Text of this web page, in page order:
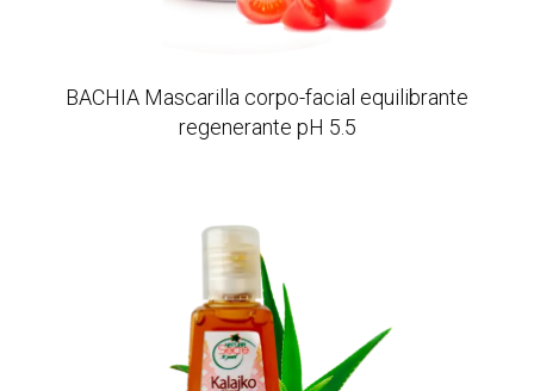
BACHIA Mascarilla corpo-facial equilibrante
regenerante pH 5.5